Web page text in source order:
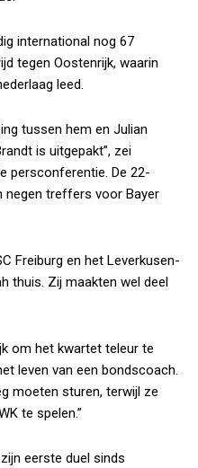
international nog 67
tegen Oostenrijk, waarin
leed.
tussen hem en Julian
is uitgepakt”, zei
persconferentie. De 22-
negen treffers voor Bayer
Freiburg en het Leverkusen-
thuis. Zij maakten wel deel
om het kwartet teleur te
leven van een bondscoach.
moeten sturen, terwijl ze
te spelen.”
eerste duel sinds